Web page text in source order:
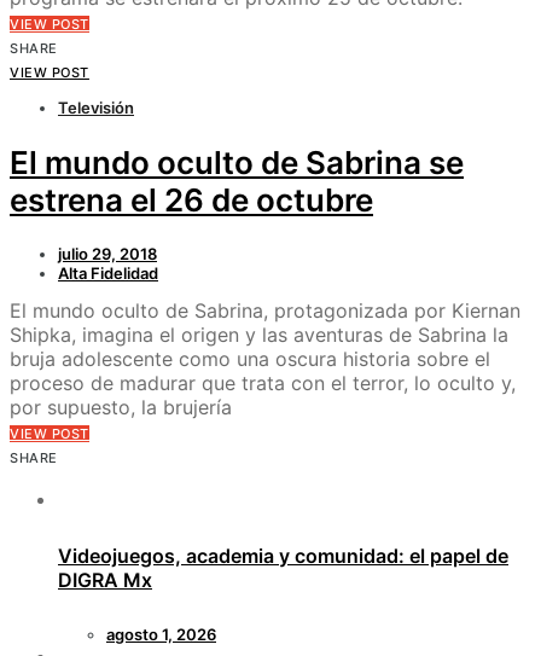
VIEW POST
SHARE
VIEW POST
Televisión
El mundo oculto de Sabrina se
estrena el 26 de octubre
julio 29, 2018
Alta Fidelidad
El mundo oculto de Sabrina, protagonizada por Kiernan
Shipka, imagina el origen y las aventuras de Sabrina la
bruja adolescente como una oscura historia sobre el
proceso de madurar que trata con el terror, lo oculto y,
por supuesto, la brujería
VIEW POST
SHARE
Videojuegos, academia y comunidad: el papel de
DIGRA Mx
agosto 1, 2026